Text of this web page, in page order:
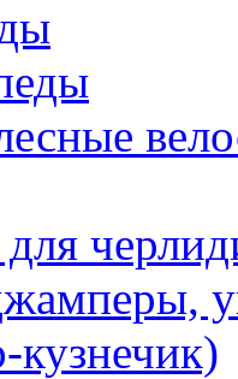
кузнечик)